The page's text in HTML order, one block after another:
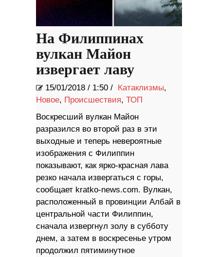
На Филиппинах
вулкан Майон
извергает лаву
15/01/2018 / 1:50 / Катаклизмы,
Новое, Происшествия, ТОП
Воскресший вулкан Майон
разразился во второй раз в эти
выходные и теперь невероятные
изображения с Филиппин
показывают, как ярко-красная лава
резко начала извергаться с горы,
сообщает kratko-news.com. Вулкан,
расположенный в провинции Албай в
центральной части Филиппин,
сначала извергнул золу в субботу
днем, а затем в воскресенье утром
продолжил пятиминутное